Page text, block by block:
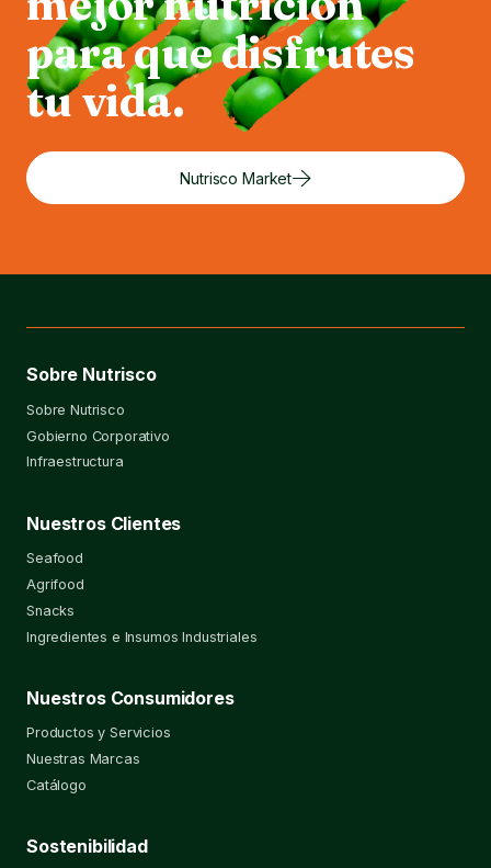
para que disfrutes
tu vida.
Nutrisco Market
Sobre Nutrisco
Sobre Nutrisco
Gobierno Corporativo
Infraestructura
Nuestros Clientes
Seafood
Agrifood
Snacks
Ingredientes e Insumos Industriales
Nuestros Consumidores
Productos y Servicios
Nuestras Marcas
Catálogo
Sostenibilidad